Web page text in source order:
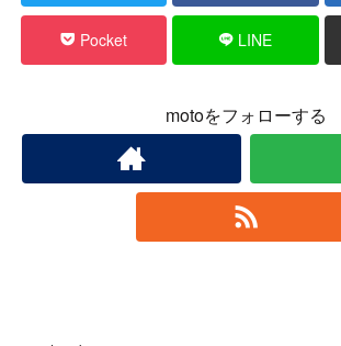
Pocket LINE
motoをフォローする